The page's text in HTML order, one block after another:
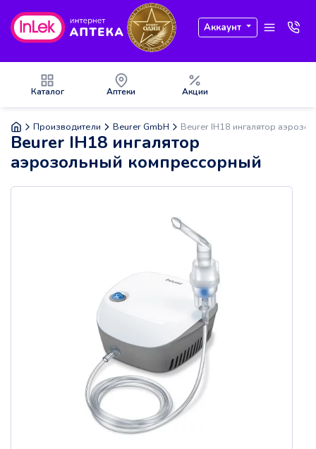
Аккаунт
Каталог Аптеки Акции
Производители Beurer GmbH Beurer IH18 ингалятор
Beurer IH18 ингалятор
аэрозольный компрессорный